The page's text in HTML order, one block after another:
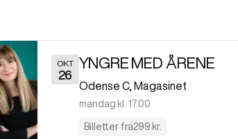
OKT
26
YNGRE MED ÅRENE
Odense C, Magasinet
mandag kl. 17.00
Billetter fra299 kr.